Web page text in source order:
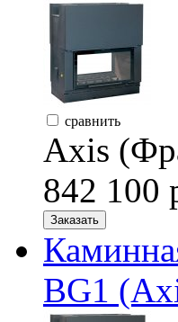
сравнить
Axis
842 100
Заказать
BG1